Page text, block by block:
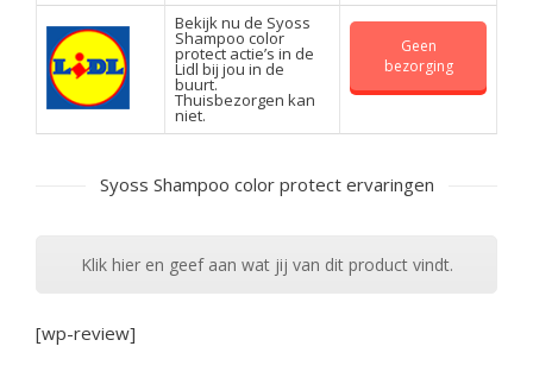
Bekijk nu de Syoss
Shampoo color
protect actie’s in de
Lidl bij jou in de
buurt.
Thuisbezorgen kan
niet.
Geen
bezorging
Syoss Shampoo color protect ervaringen
Klik hier en geef aan wat jij van dit product vindt.
[wp-review]